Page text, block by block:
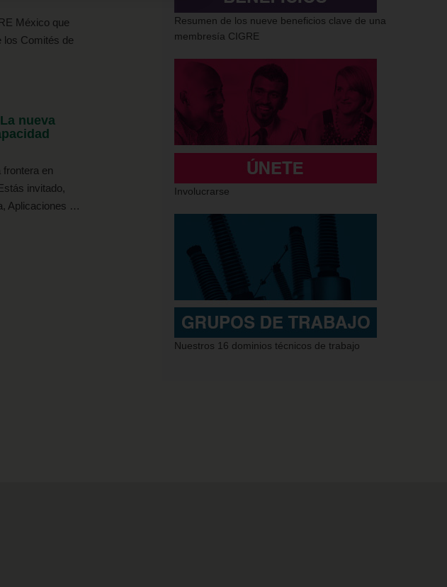
México que
los Comités de
nueva
frontera en
invitado,
Aplicaciones …
Resumen de los nueve beneficios clave de una
membresía CIGRE
Involucrarse
Nuestros 16 dominios técnicos de trabajo